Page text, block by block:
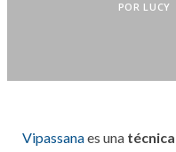
POR LUCY
Vipassanaes una